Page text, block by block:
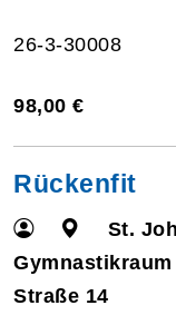
26-3-30008
98,00 €
Rückenfit
St.
Straße 14